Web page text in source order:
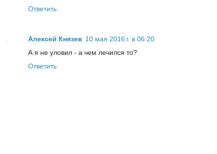
Ответить
Алексей Князев 10 мая 2016 г. в 06:20
А я не уловил - а чем лечился то?
Ответить